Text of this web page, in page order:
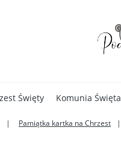
Święty Komunia Święta
Pamiątka kartka na Chrzest